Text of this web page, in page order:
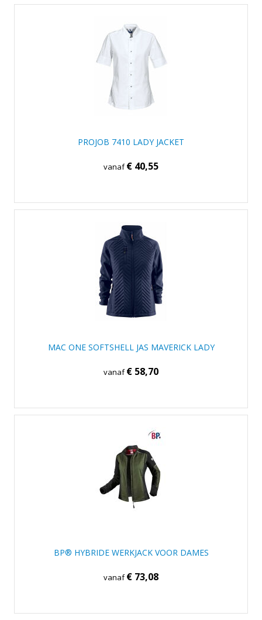
PROJOB 7410 LADY JACKET
vanaf€ 40,55
MAC ONE SOFTSHELL JAS MAVERICK LADY
vanaf€ 58,70
BP® HYBRIDE WERKJACK VOOR DAMES
vanaf€ 73,08